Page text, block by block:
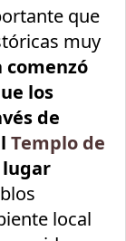
que
muy
comenzó
los
de
Templo de
lugar
local